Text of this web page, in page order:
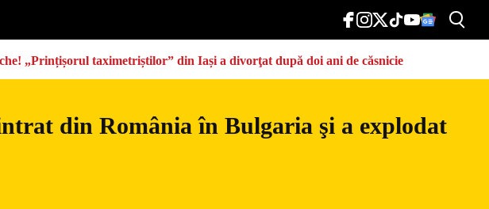
„Prințișorul taximetriștilor” din Iași a divorţat după doi ani de căsnicie
din România în Bulgaria şi a explodat